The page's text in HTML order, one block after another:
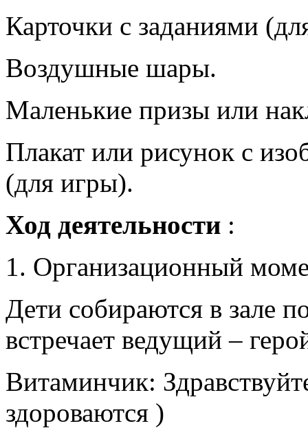
Карточки с заданиями
Воздушные шары.
Маленькие призы или
Плакат или рисунок с
(для игры).
Ход деятельности :
Организационный
Дети собираются в зале
встречает ведущий –
Витаминчик:
здороваются )